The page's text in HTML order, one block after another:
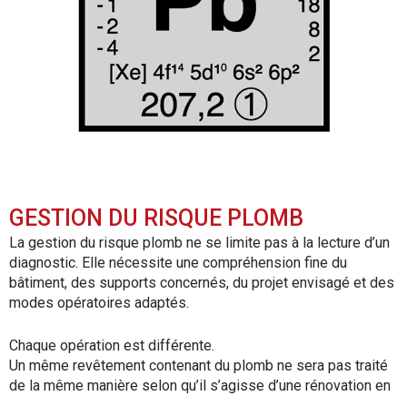
GESTION DU RISQUE PLOMB
La gestion du risque plomb ne se limite pas à la lecture d’un
diagnostic. Elle nécessite une compréhension fine du
bâtiment, des supports concernés, du projet envisagé et des
modes opératoires adaptés.
Chaque opération est différente.
Un même revêtement contenant du plomb ne sera pas traité
de la même manière selon qu’il s’agisse d’une rénovation en